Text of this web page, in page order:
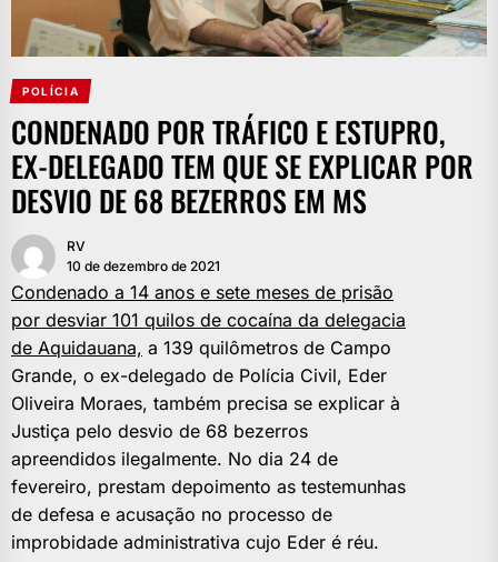
POLÍCIA
CONDENADO POR TRÁFICO E ESTUPRO,
EX-DELEGADO TEM QUE SE EXPLICAR POR
DESVIO DE 68 BEZERROS EM MS
RV
10 de dezembro de 2021
Condenado a 14 anos e sete meses de prisão
por desviar 101 quilos de cocaína da delegacia
de Aquidauana, a 139 quilômetros de Campo
Grande, o ex-delegado de Polícia Civil, Eder
Oliveira Moraes, também precisa se explicar à
Justiça pelo desvio de 68 bezerros
apreendidos ilegalmente. No dia 24 de
fevereiro, prestam depoimento as testemunhas
de defesa e acusação no processo de
improbidade administrativa cujo Eder é réu.